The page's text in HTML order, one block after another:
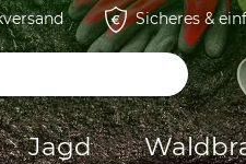
Sicheres &
Jagd